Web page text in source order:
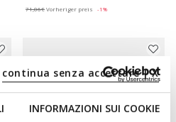
INFORMAZIONI SUI COOKIE
continua senza accettare | X
71,06€Vorheriger preis -1%